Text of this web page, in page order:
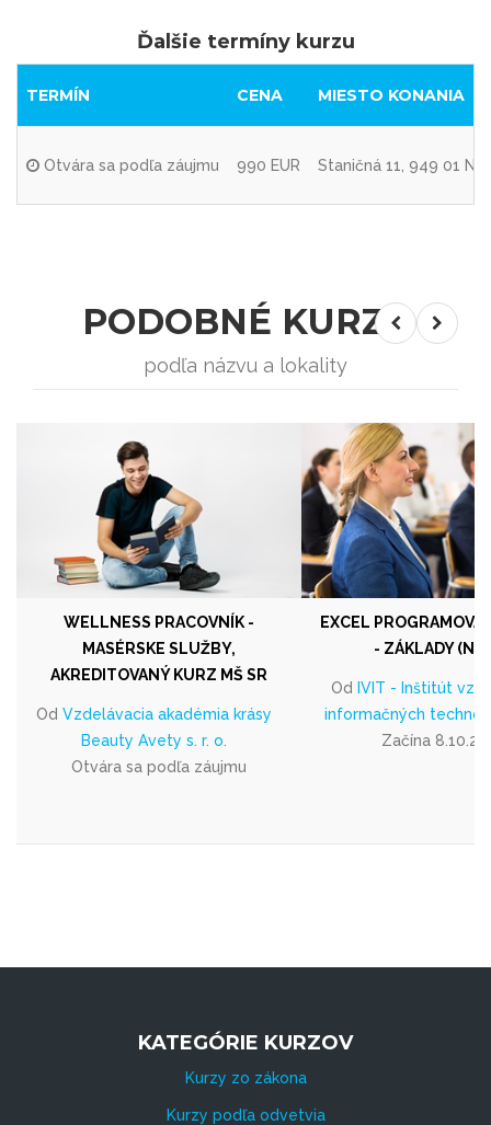
Ďalšie termíny kurzu
TERMÍN CENA MIESTO KONANIA
Otvára sa podľa záujmu 990 EUR Staničná 11, 949 01
PODOBNÉ KURZY
podľa názvu a lokality
WELLNESS PRACOVNÍK -
MASÉRSKE SLUŽBY,
AKREDITOVANÝ KURZ MŠ SR
Od Vzdelávacia akadémia krásy
Beauty Avety s. r. o.
Otvára sa podľa záujmu
EXCEL
- ZÁKLADY
Od IVIT - Inštitút
informačných
Začína
KATEGÓRIE KURZOV
Kurzy zo zákona
Kurzy podľa odvetvia